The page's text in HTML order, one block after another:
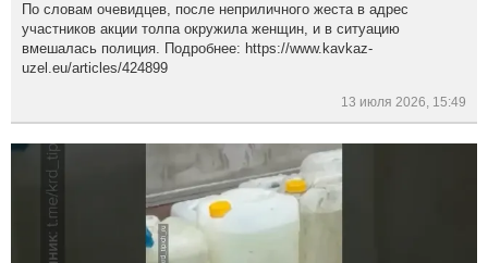
По словам очевидцев, после неприличного жеста в адрес
участников акции толпа окружила женщин, и в ситуацию
вмешалась полиция. Подробнее: https://www.kavkaz-
uzel.eu/articles/424899
13 июля 2026, 15:49